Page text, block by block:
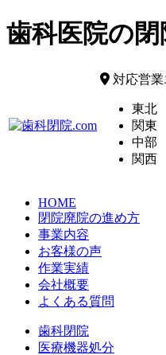
歯科医院の
対応営
東北
関東
中部
関西
HOME
閉院廃院の進め方
事業内容
お客様の声
作業実績
会社概要
よくある質問
歯科閉院
医療機器処分